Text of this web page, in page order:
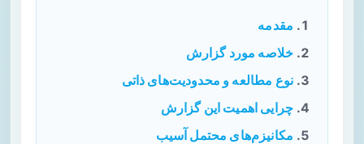
مقدمه
خلاصه مورد گزارش
نوع مطالعه و محدودیت‌های ذاتی
چرایی اهمیت این گزارش
مکانیزم‌های محتمل آسیب